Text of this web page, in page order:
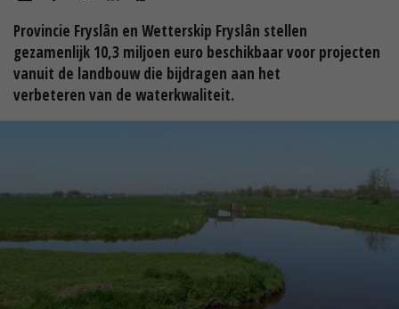
Provincie Fryslân en Wetterskip Fryslân stellen
gezamenlijk 10,3 miljoen euro beschikbaar voor projecten
vanuit de landbouw die bijdragen aan het
verbeteren van de waterkwaliteit.